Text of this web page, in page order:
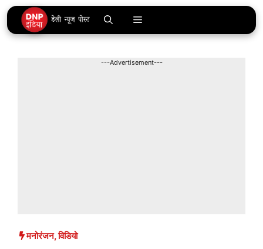
Skip
to
content
Menu
---Advertisement---
मनोरंजन,विडियो